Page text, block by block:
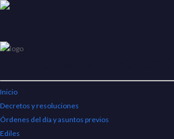
Inicio
Decretos y resoluciones
Órdenes del día y asuntos previos
Ediles